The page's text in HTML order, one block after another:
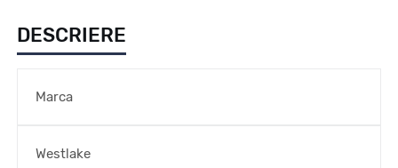
DESCRIERE
Marca
Westlake